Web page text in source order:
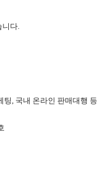
니다.
팅, 국내 온라인 판매대행 등